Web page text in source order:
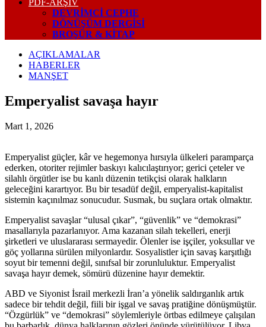
PDF-ARŞIV
DEVRIMCI CEPHE
DÖNÜŞÜM DERGISI
BROŞÜR & KİTAP
AÇIKLAMALAR
HABERLER
MANŞET
Emperyalist savaşa hayır
Mart 1, 2026
Emperyalist güçler, kâr ve hegemonya hırsıyla ülkeleri paramparça
ederken, otoriter rejimler baskıyı kalıcılaştırıyor; gerici çeteler ve
silahlı örgütler ise bu kanlı düzenin tetikçisi olarak halkların
geleceğini karartıyor. Bu bir tesadüf değil, emperyalist-kapitalist
sistemin kaçınılmaz sonucudur. Susmak, bu suçlara ortak olmaktır.
Emperyalist savaşlar “ulusal çıkar”, “güvenlik” ve “demokrasi”
masallarıyla pazarlanıyor. Ama kazanan silah tekelleri, enerji
şirketleri ve uluslararası sermayedir. Ölenler ise işçiler, yoksullar ve
göç yollarına sürülen milyonlardır. Sosyalistler için savaş karşıtlığı
soyut bir temenni değil, sınıfsal bir zorunluluktur. Emperyalist
savaşa hayır demek, sömürü düzenine hayır demektir.
ABD ve Siyonist İsrail merkezli İran’a yönelik saldırganlık artık
sadece bir tehdit değil, fiili bir işgal ve savaş pratiğine dönüşmüştür.
“Özgürlük” ve “demokrasi” söylemleriyle örtbas edilmeye çalışılan